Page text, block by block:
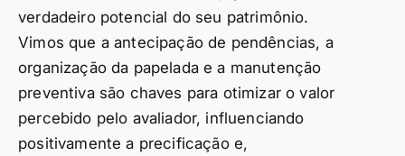
verdadeiro potencial do seu patrimônio.
Vimos que a antecipação de pendências, a
organização da papelada e a manutenção
preventiva são chaves para otimizar o valor
percebido pelo avaliador, influenciando
positivamente a precificação e,